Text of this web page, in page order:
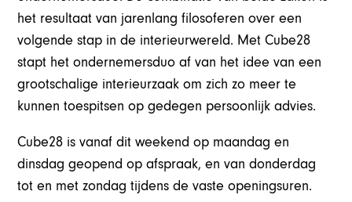
het resultaat van jarenlang filosoferen over een
volgende stap in de interieurwereld. Met Cube28
stapt het ondernemersduo af van het idee van een
grootschalige interieurzaak om zich zo meer te
kunnen toespitsen op gedegen persoonlijk advies.
Cube28 is vanaf dit weekend op maandag en
dinsdag geopend op afspraak, en van donderdag
tot en met zondag tijdens de vaste openingsuren.